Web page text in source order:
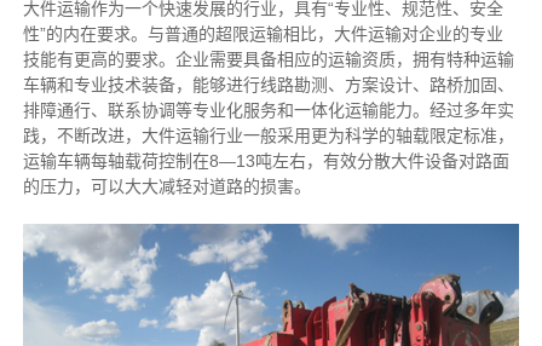
大件运输作为一个快速发展的行业，具有“专业性、规范性、安全
性”的内在要求。与普通的超限运输相比，大件运输对企业的专业
技能有更高的要求。企业需要具备相应的运输资质，拥有特种运输
车辆和专业技术装备，能够进行线路勘测、方案设计、路桥加固、
排障通行、联系协调等专业化服务和一体化运输能力。经过多年实
践，不断改进，大件运输行业一般采用更为科学的轴载限定标准，
运输车辆每轴载荷控制在8—13吨左右，有效分散大件设备对路面
的压力，可以大大减轻对道路的损害。